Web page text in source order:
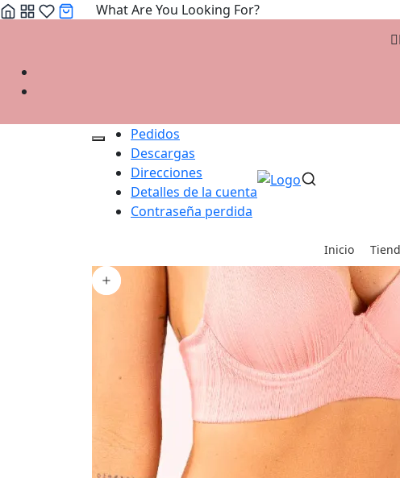
content
Pedidos
Descargas
Direcciones
Detalles de la cuenta
Contraseña perdida
What Are You Looking For?
Inicio